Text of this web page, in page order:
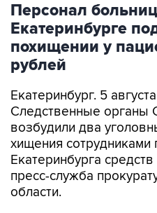
Персонал
Екатеринбурге
похищении у
рублей
Екатеринбург. 5
Следственные органы
возбудили два
хищения
Екатеринбурга
пресс-служба
области.